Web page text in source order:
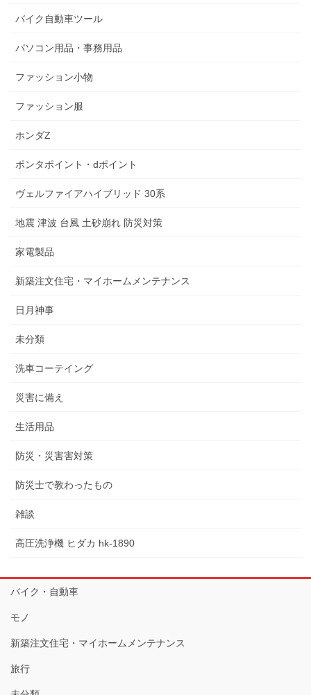
バイク自動車ツール
パソコン用品・事務用品
ファッション小物
ファッション服
ホンダZ
ポンタポイント・dポイント
ヴェルファイアハイブリッド 30系
地震 津波 台風 土砂崩れ 防災対策
家電製品
新築注文住宅・マイホームメンテナンス
日月神事
未分類
洗車コーテイング
災害に備え
生活用品
防災・災害害対策
防災士で教わったもの
雑談
高圧洗浄機 ヒダカ hk-1890
バイク・自動車
モノ
新築注文住宅・マイホームメンテナンス
旅行